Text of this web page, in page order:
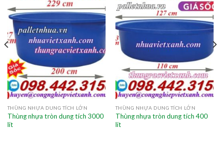
THÙNG NHỰA DUNG TÍCH LỚN
Thùng nhựa tròn dung tích 3000
lít
THÙNG NHỰA DUNG TÍCH LỚN
Thùng nhựa tròn dung tích 400
lít